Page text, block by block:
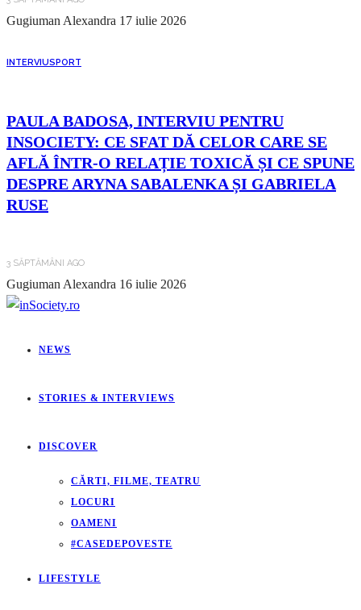
Gugiuman Alexandra 17 iulie 2026
INTERVIUSPORT
PAULA BADOSA, INTERVIU PENTRU
INSOCIETY: CE SFAT DĂ CELOR CARE SE
AFLĂ ÎNTR-O RELAȚIE TOXICĂ ȘI CE SPUNE
DESPRE ARYNA SABALENKA ȘI GABRIELA
RUSE
3 SĂPTĂMÂNI AGO
Gugiuman Alexandra 16 iulie 2026
NEWS
STORIES & INTERVIEWS
DISCOVER
CĂRTI, FILME, TEATRU
LOCURI
OAMENI
#CASEDEPOVESTE
LIFESTYLE